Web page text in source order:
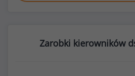
Zarobki kierowników